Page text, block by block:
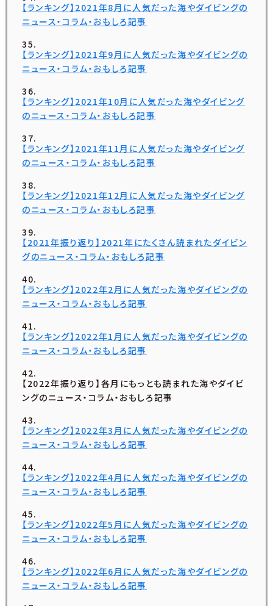
【ランキング】2021年8月に人気だった海やダイビングの
ニュース・コラム・おもしろ記事
【ランキング】2021年9月に人気だった海やダイビングの
ニュース・コラム・おもしろ記事
【ランキング】2021年10月に人気だった海やダイビング
のニュース・コラム・おもしろ記事
【ランキング】2021年11月に人気だった海やダイビング
のニュース・コラム・おもしろ記事
【ランキング】2021年12月に人気だった海やダイビング
のニュース・コラム・おもしろ記事
【2021年振り返り】2021年にたくさん読まれたダイビン
グのニュース・コラム・おもしろ記事
【ランキング】2022年2月に人気だった海やダイビングの
ニュース・コラム・おもしろ記事
【ランキング】2022年1月に人気だった海やダイビングの
ニュース・コラム・おもしろ記事
【2022年振り返り】各月にもっとも読まれた海やダイビ
ングのニュース・コラム・おもしろ記事
【ランキング】2022年3月に人気だった海やダイビングの
ニュース・コラム・おもしろ記事
【ランキング】2022年4月に人気だった海やダイビングの
ニュース・コラム・おもしろ記事
【ランキング】2022年5月に人気だった海やダイビングの
ニュース・コラム・おもしろ記事
【ランキング】2022年6月に人気だった海やダイビングの
ニュース・コラム・おもしろ記事